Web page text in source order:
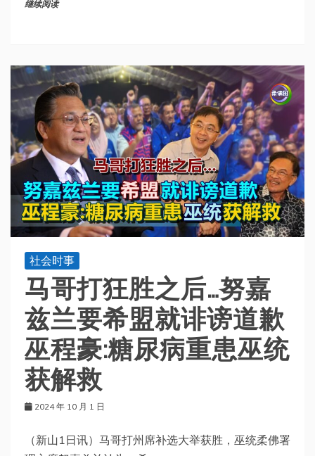
继续阅读
社会时事
马哥打狂胜之后…努嘉
兹兰要希盟就诽谤道歉
巫程豪:糖尿病重患巫统
获解救
2024 年 10 月 1 日
（新山1日讯）马哥打州席补选大举获胜，巫统柔佛署